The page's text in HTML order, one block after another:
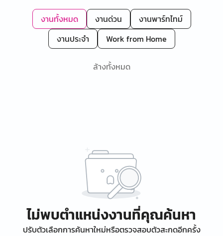
งานทั้งหมด งานด่วน
งานพาร์ทไทม์
งานประจำ
Work from Home
ล้างทั้งหมด
ไม่พบตำแหน่งงานที่คุณค้นหา
ปรับตัวเลือกการค้นหาใหม่หรือตรวจสอบตัวสะกดอีกครั้ง